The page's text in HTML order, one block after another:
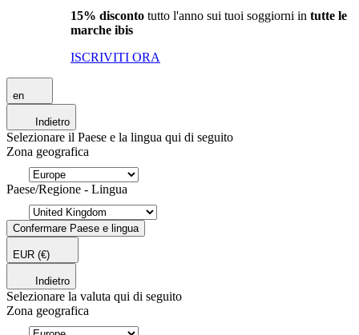
15% disconto tutto l'anno sui tuoi soggiorni in tutte le
marche ibis
ISCRIVITI ORA
en
Indietro
Selezionare il Paese e la lingua qui di seguito
Zona geografica
Paese/Regione - Lingua
Confermare Paese e lingua
EUR (€)
Indietro
Selezionare la valuta qui di seguito
Zona geografica